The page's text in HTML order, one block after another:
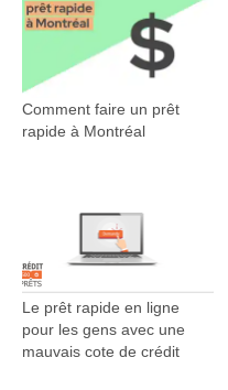
Comment faire un prêt
rapide à Montréal
Le prêt rapide en ligne
pour les gens avec une
mauvais cote de crédit